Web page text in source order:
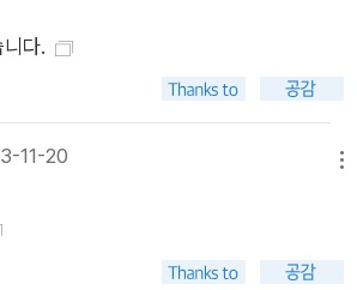
다.
11-20